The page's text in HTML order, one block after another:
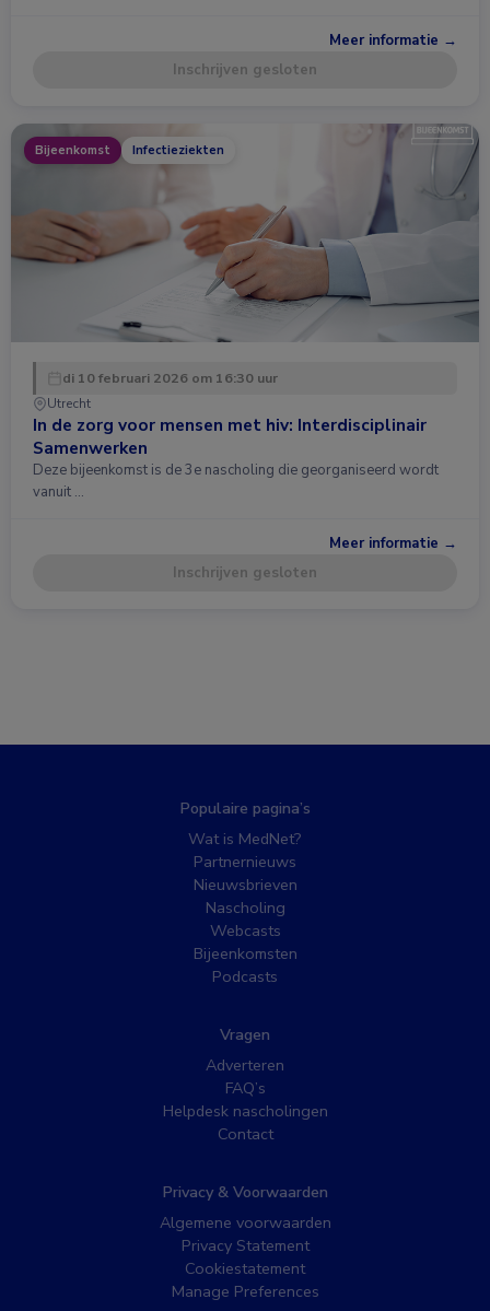
Meer informatie →
Inschrijven gesloten
Bijeenkomst Infectieziekten
di 10 februari 2026 om 16:30 uur
Utrecht
In de zorg voor mensen met hiv: Interdisciplinair
Samenwerken
Deze bijeenkomst is de 3e nascholing die georganiseerd wordt
vanuit …
Meer informatie →
Inschrijven gesloten
Populaire pagina’s
Wat is MedNet?
Partnernieuws
Nieuwsbrieven
Nascholing
Webcasts
Bijeenkomsten
Podcasts
Vragen
Adverteren
FAQ’s
Helpdesk nascholingen
Contact
Privacy & Voorwaarden
Algemene voorwaarden
Privacy Statement
Cookiestatement
Manage Preferences